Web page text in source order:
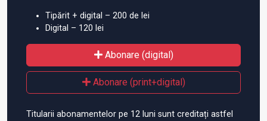
Tipărit + digital – 200 de lei
Digital – 120 lei
Abonare (digital)
Abonare (print+digital)
Titularii abonamentelor pe 12 luni sunt creditați astfel